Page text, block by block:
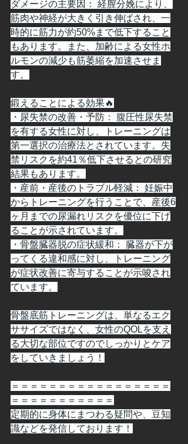
ダメージの主要因： 経膣分娩により、
筋肉や神経が大きく引き伸ばされ、一
時的に筋力が約50%まで低下すること
もあります。また、加齢による女性ホ
ルモンの減少も筋萎縮を加速させま
す。
鍛えることによる効果🔥
・尿失禁の改善・予防： 腹圧性尿失禁
を有する女性に対し、トレーニングは
第一選択の治療法とされています。失
禁リスクを約41％低下させるとの研究
結果もあります。
・産前・産後のトラブル軽減： 妊娠中
からトレーニングを行うことで、産後6
ヶ月までの尿漏れリスクを優位に下げ
ることが示されています。
・骨盤臓器脱の症状緩和： 臓器が下が
ってくる違和感に対し、トレーニング
が症状改善に寄与することが示唆され
ています。
骨盤底筋トレーニングは、単なるエク
ササイズではなく、女性のQOLを支え
る大切な部位ですのでしっかりとケア
をしていきましょう！
＝＝＝＝＝＝＝＝＝＝＝＝＝＝＝＝＝
＝＝＝＝＝＝＝＝＝＝＝
定期的に身体にまつわる疑問や、豆知
識などを発信しております！